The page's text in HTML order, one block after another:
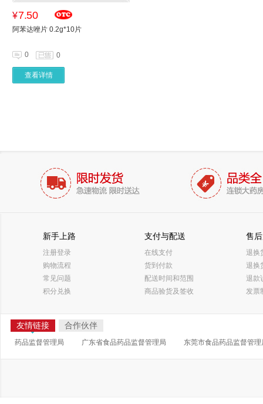
¥7.50
阿苯达唑片 0.2g*10片
0 0
查看详情
新手上路
注册登录
购物流程
常见问题
积分兑换
支付与配送
在线支付
货到付款
配送时间和范围
商品验货及签收
售
退换
退换
退款
发票
友情链接 合作伙伴
药品监督管理局 广东省食品药品监督管理局 东莞市食品药品监督管理